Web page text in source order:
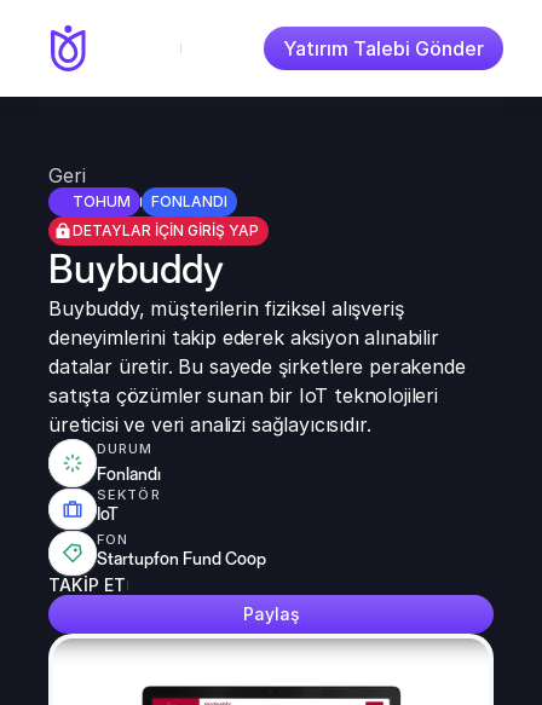
Yatırım Talebi Gönder
Geri
TOHUM
FONLANDI
DETAYLAR İÇİN GİRİŞ YAP
Buybuddy
Buybuddy, müşterilerin fiziksel alışveriş
deneyimlerini takip ederek aksiyon alınabilir
datalar üretir. Bu sayede şirketlere perakende
satışta çözümler sunan bir IoT teknolojileri
üreticisi ve veri analizi sağlayıcısıdır.
DURUM
Fonlandı
SEKTÖR
IoT
FON
Startupfon Fund Coop
TAKİP ET
Paylaş